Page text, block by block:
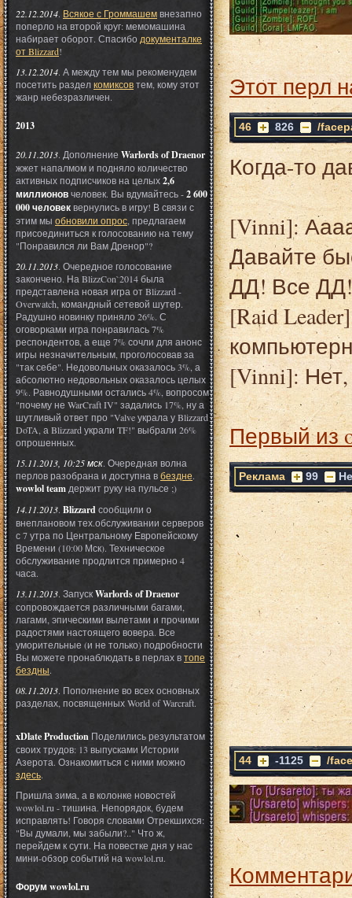
22.12.2014. Всякое с Громмашемвнезапно
поперло на второй круг: мемомашина
набирает оборот. Спасибо документалке
от Blizzard!
13.12.2014. А между тем мы рекоменудем
посетить разделкомиксовтем, кому этот
жанр небезразличен.
2013
20.11.2013. Дополнение Warlords of Draenor
жжет напалмом и подняло количество
активных подписчиков на целых2,6
миллионовчеловек. Вы вдумайтесь -2 600
000 человеквернулись в игру! В связи с
этим мы обновили опрос , предлагаем
присоединиться к голосованию на тему
"Понравился ли Вам Дренор"?
20.11.2013. Очередное голосование
закончено. На BlizzCon`2014 была
представлена новая игра от Blizzard -
Overwatch, командный сетевой шутер.
Радушно новинку приняло 26%. С
оговорками игра понравилась 7%
респондентов, а еще 7% сочли для анонс
игры незначительным, проголосовав за
"так себе". Недовольных оказалось 3%, а
абсолютно недовольных оказалось целых
9%. Равнодушными остались 4%, вопросом
"почему не WarCraft IV" задались 17%, ну а
шутливый ответ про "Valve украла у Blizzard
DoTA, а Blizzard украли TF!" выбрали 26%
опрошенных.
15.11.2013, 10:25 мск. Очередная волна
перлов разобрана и доступна вбездне.
wowlol team держит руку на пульсе ;)
14.11.2013. Blizzardсообщили о
внеплановом тех.обслуживании серверов
с 7 утра по Центральному Европейскому
Времени (10:00 Мск). Техническое
обслуживание продлится примерно 4
часа.
13.11.2013. ЗапускWarlords of Draenor
сопровождается различными багами,
лагами, эпическими вылетами и прочими
радостями настоящего вовера. Все
уморительные (и не только) подробности
Вы можете пронаблюдать в перлах втопе
бездны.
08.11.2013. Пополнение во всех основных
разделах, посвященных World of Warcraft.
xDlate Production Поделились результатом
своих трудов: 13 выпусками Истории
Азерота. Ознакомиться с ними можно
здесь.
Пришла зима, а в колонке новостей
wowlol.ru - тишина. Непорядок, будем
исправлять! Говоря словами Отрекшихся:
"Вы думали, мы забыли?.." Что ж,
перейдем к сути. На повестке дня у нас
мини-обзор событий на wowlol.ru.
Форум wowlol.ru
Этот перл
46 826 /
Когда-то
[Vinni]:
Давайте
ДД! Все
[Raid
[Vinni]:
Первый из
Реклама 99
44 -1125 /